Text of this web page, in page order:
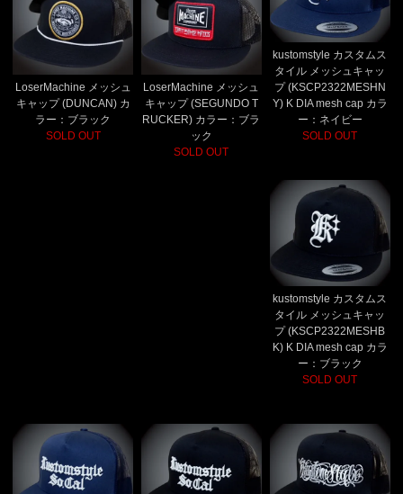
LoserMachine メッシュ
キャップ (DUNCAN) カ
ラー：ブラック
SOLD OUT
LoserMachine メッシュ
キャップ (SEGUNDO T
RUCKER) カラー：ブラ
ック
SOLD OUT
kustomstyle カスタムス
タイル メッシュキャッ
プ (KSCP2322MESHN
Y) K DIA mesh cap カラ
ー：ネイビー
SOLD OUT
kustomstyle カスタムス
タイル メッシュキャッ
プ (KSCP2322MESHB
K) K DIA mesh cap カラ
ー：ブラック
SOLD OUT